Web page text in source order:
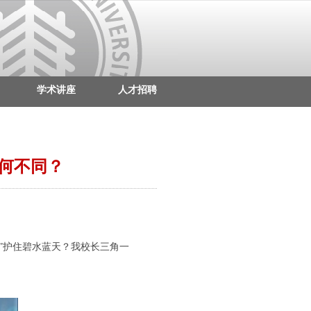
学术讲座 人才招聘
不同？
住碧水蓝天？我校长三角一